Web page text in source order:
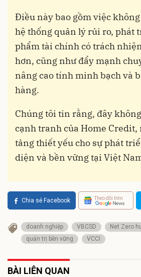
Điều này bao gồm việc
hệ thống quản lý rủi ro, phát
phẩm tài chính có trách
hơn, cũng như đẩy mạnh
nâng cao tính minh bạch và
hàng.
Chúng tôi tin rằng, đây
cạnh tranh của Home Credit,
tảng thiết yếu cho sự phát
diện và bền vững tại Việt
Chia sẻ Facebook Theo dõi trên
doanh nghiệp VBCSD Net Zero
quản trị bền vững
VCCI
BÀI LIÊN QUAN